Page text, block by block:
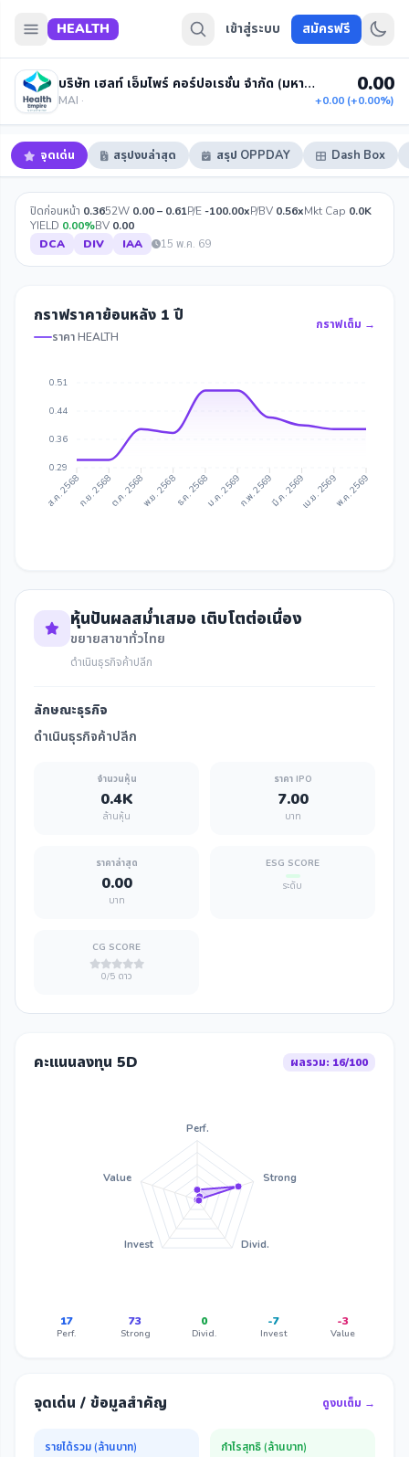
HEALTH เข้าสู่ระบบ สมัครฟรี
บริษัท เฮลท์ เอ็มไพร์ คอร์ปอเรชั่น จำกัด (มหาชน)
MAI ·
0.00
+0.00 (+0.00%)
จุดเด่น สรุปงบล่าสุด สรุป OPPDAY Dash Box
ปิดก่อนหน้า 0.3652W 0.00 – 0.61P/E-100.00xP/BV 0.56xMkt Cap 0.0K
YIELD 0.00%BV 0.00
DCA
DIV IAA 15 พ.ค. 69
กราฟราคาย้อนหลัง 1 ปี
ราคา HEALTH
กราฟเต็ม →
0.51
0.44
0.36
0.29
ส.ค. 2568ก.ย. 2568ต.ค. 2568พ.ย. 2568ธ.ค. 2568ม.ค. 2569ก.พ. 2569มี.ค. 2569เม.ย. 2569พ.ค. 2569
หุ้นปันผลสม่ำเสมอ เติบโตต่อเนื่อง
ขยายสาขาทั่วไทย
ดำเนินธุรกิจค้าปลีก
ลักษณะธุรกิจ
ดำเนินธุรกิจค้าปลีก
จำนวนหุ้น
0.4K
ล้านหุ้น
ราคา IPO
7.00
บาท
ราคาล่าสุด
0.00
บาท
ESG SCORE
ระดับ
CG SCORE
0/5 ดาว
คะแนนลงทุน 5D ผลรวม: 16/100
Perf.
Strong
Divid.
Invest
Value
17
Perf.
73
Strong
0
Divid.
-7
Invest
-3
Value
จุดเด่น / ข้อมูลสำคัญ ดูงบเต็ม →
รายได้รวม (ล้านบาท) กำไรสุทธิ (ล้านบาท)